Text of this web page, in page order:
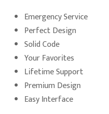
Emergency Service
Perfect Design
Solid Code
Your Favorites
Lifetime Support
Premium Design
Easy Interface